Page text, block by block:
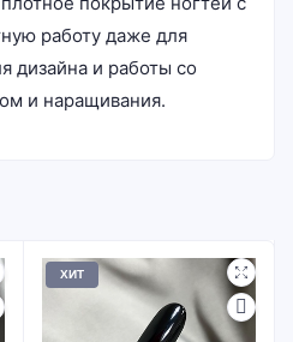
работу даже для
дизайна и работы со
и наращивания.
ХИТ